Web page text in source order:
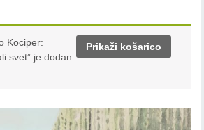
Prikaži košarico
Kociper:
svet” je dodan